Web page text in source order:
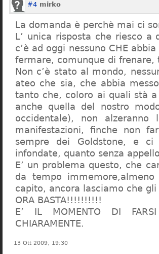
#4 mirko
La domanda è perchè mai ci
L’ unica risposta che riesco
c’è ad oggi nessuno CHE
fermare, comunque di frenare,
Non c’è stato al mondo,
ateo che sia, che abbia
tanto che, coloro ai quali stà
anche quella del nostro
occidentale), non
manifestazioni, finche non
sempre dei Goldstone, e ci
infondate, quanto senza
E’ un problema questo, che
da tempo
capito, ancora lasciamo che
ORA BASTA!!!!!!!!!!
E’ IL MOMENTO DI
CHIARAMENTE.
13 Ott 2009, 19:30